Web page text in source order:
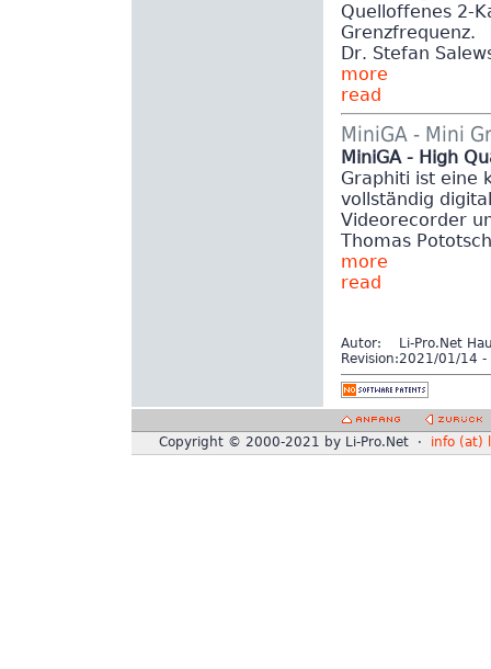
Quelloffenes 2-
Grenzfrequenz.
Dr. Stefan
more
read
MiniGA - Mini
MiniGA - High
Graphiti ist eine
vollständig
Videorecorder
Thomas
more
read
Autor:
Li-Pro.Net
Revision: 2021/01/14 -
Copyright © 2000-2021 by Li-Pro.Net · info (at)